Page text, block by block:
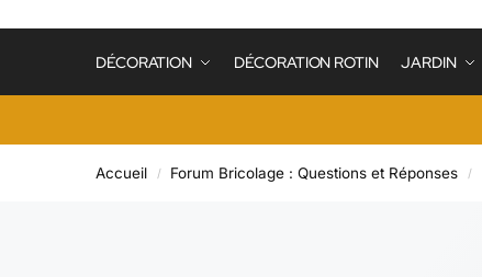
DÉCORATION DÉCORATION ROTIN JARDIN
Accueil / Forum Bricolage : Questions et Réponses /